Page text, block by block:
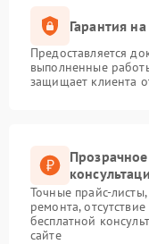
Гарантия
Предоставляется
выполненные
защищает клиента
Точные прайс-
ремонта,
бесплатной
сайте